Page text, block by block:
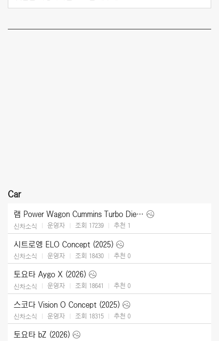
Car
램 Power Wagon Cummins Turbo Diesel (2027)
신차소식 운영자 조회 17239 추천 1
시트로엥 ELO Concept (2025)
신차소식 운영자 조회 18430 추천 0
토요타 Aygo X (2026)
신차소식 운영자 조회 18641 추천 0
스코다 Vision O Concept (2025)
신차소식 운영자 조회 18315 추천 0
토요타 bZ (2026)